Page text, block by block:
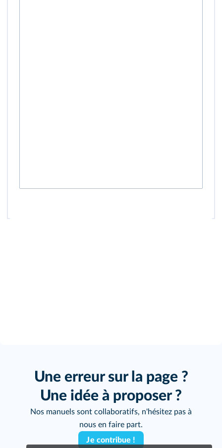
Une erreur sur la page ?
Une idée à proposer ?
Nos manuels sont collaboratifs, n'hésitez pas à
nous en faire part.
Je contribue !